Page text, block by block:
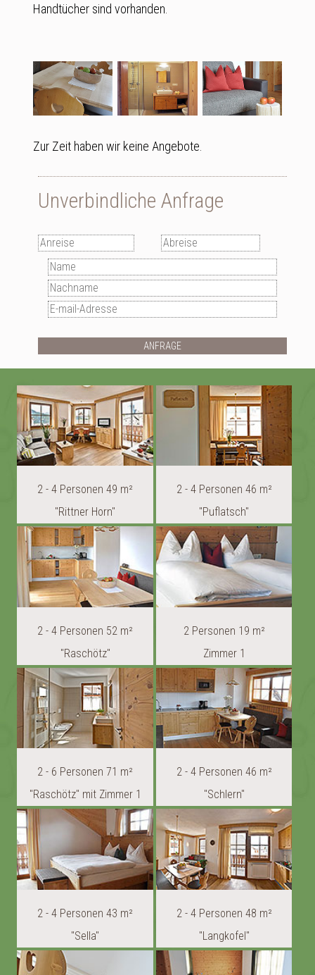
Handtücher sind vorhanden.
Zur Zeit haben wir keine Angebote.
Unverbindliche Anfrage
2 - 4 Personen 49 m²
"Rittner Horn"
2 - 4 Personen 46 m²
"Puflatsch"
2 - 4 Personen 52 m²
"Raschötz"
2 Personen 19 m²
Zimmer 1
2 - 6 Personen 71 m²
"Raschötz" mit Zimmer 1
2 - 4 Personen 46 m²
"Schlern"
2 - 4 Personen 43 m²
"Sella"
2 - 4 Personen 48 m²
"Langkofel"